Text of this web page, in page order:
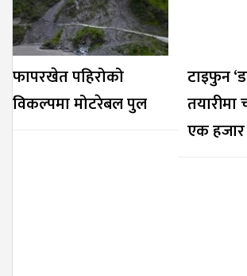
फापरखेत पहिरोको
विकल्पमा मोटरेबल पुल
टाइफुन
तयारीमा
एक हजार